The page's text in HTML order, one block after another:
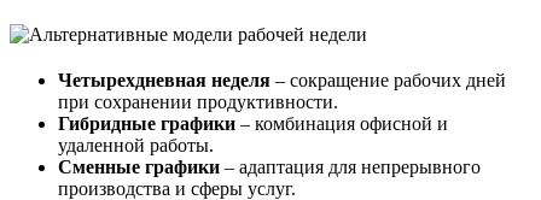
Четырехдневная неделя – сокращение рабочих дней
при сохранении продуктивности.
Гибридные графики – комбинация офисной и
удаленной работы.
Сменные графики – адаптация для непрерывного
производства и сферы услуг.